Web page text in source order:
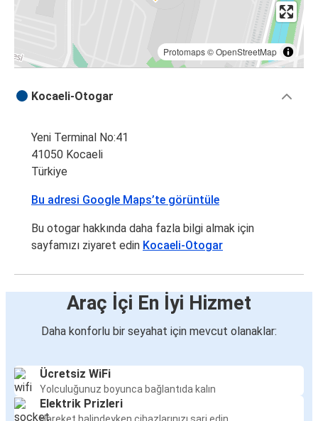
Protomaps©OpenStreetMap
Kocaeli-Otogar
Yeni Terminal No:41
41050 Kocaeli
Türkiye
Bu adresi Google Maps’te görüntüle
Bu otogar hakkında daha fazla bilgi almak için
sayfamızı ziyaret edin Kocaeli-Otogar
Araç İçi En İyi Hizmet
Daha konforlu bir seyahat için mevcut olanaklar:
Ücretsiz WiFi
Yolculuğunuz boyunca bağlantıda kalın
Elektrik Prizleri